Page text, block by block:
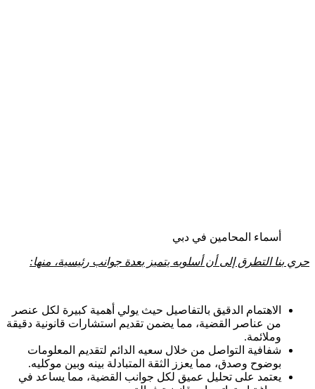
أسماء المحامين في دبي
حري بنا التطرق إلى أن أسلوبه يتميز بعدة جوانب رئيسية، منها:
الاهتمام الدقيق بالتفاصيل حيث يولي أهمية كبيرة لكل عنصر
من عناصر القضية، مما يضمن تقديم استشارات قانونية دقيقة
وملائمة.
شفافية التواصل من خلال سعيه الدائم لتقديم المعلومات
بوضوح وصدق، مما يعزز الثقة المتبادلة بينه وبين موكليه.
يعتمد على تحليل عميق لكل جوانب القضية، مما يساعد في